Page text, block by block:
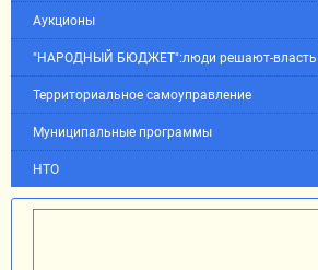
Аукционы
"НАРОДНЫЙ БЮДЖЕТ":люди решают-власть
Территориальное самоуправление
Муниципальные программы
НТО